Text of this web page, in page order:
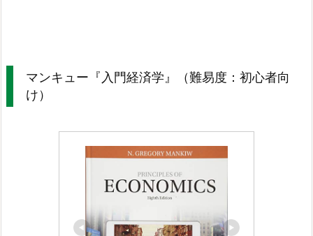
マンキュー『入門経済学』（難易度：初心者向
け）